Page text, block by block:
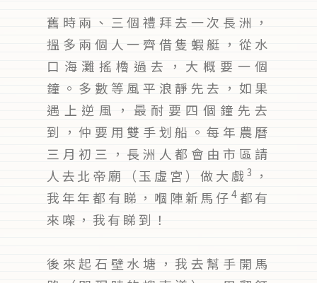
舊時兩、三個禮拜去一次長洲，
搵多兩個人一齊借隻蝦艇，從水
口海灘搖櫓過去，大概要一個
鐘。多數等風平浪靜先去，如果
遇上逆風，最耐要四個鐘先去
到，仲要用雙手划船。每年農曆
三月初三，長洲人都會由市區請
人去北帝廟（玉虛宮）做大戲 3 ，
我年年都有睇，嗰陣新馬仔 4 都有
來㗎，我有睇到！
後來起石壁水塘，我去幫手開馬